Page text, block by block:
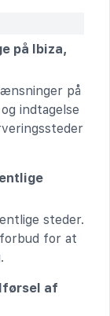
på Ibiza,
på
indtagelse
steder.
for at
af